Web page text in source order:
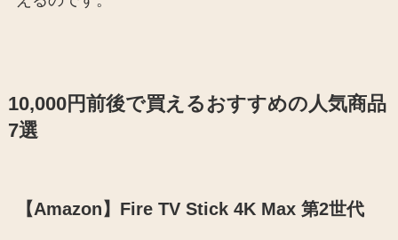
10,000円前後で買えるおすすめの人気商品
7選
【Amazon】Fire TV Stick 4K Max 第2世代